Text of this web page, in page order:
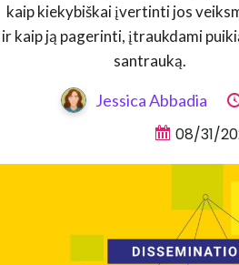
kaip kiekybiškai įvertinti jos
ir kaip ją pagerinti, įtraukdami
santrauką.
Jessica Abbadia
08/31/